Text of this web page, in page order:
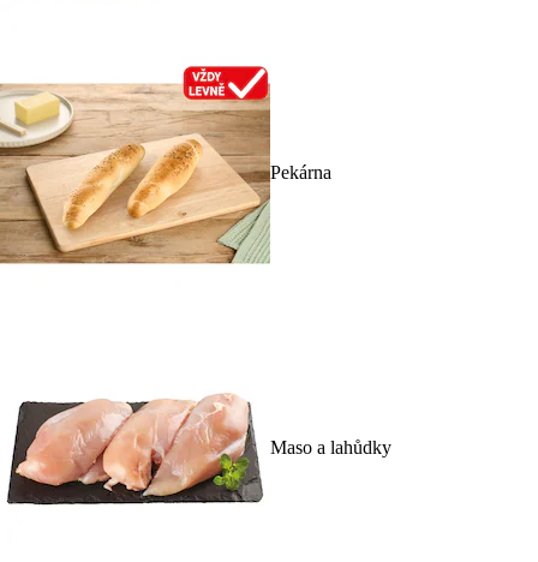
Pekárna
Maso a lahůdky